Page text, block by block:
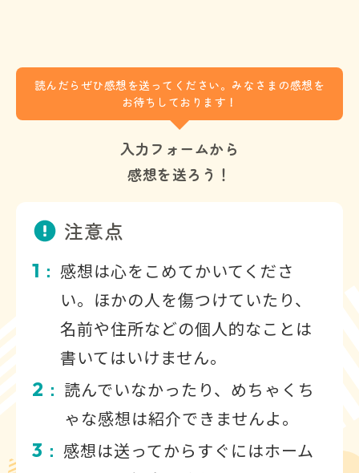
読んだらぜひ感想を送ってください。みなさまの感想を
お待ちしております！
入力フォームから
感想を送ろう！
注意点
1 ： 感想は心をこめてかいてくださ
い。ほかの人を傷つけていたり、
名前や住所などの個人的なことは
書いてはいけません。
2 ： 読んでいなかったり、めちゃくち
ゃな感想は紹介できませんよ。
3 ： 感想は送ってからすぐにはホーム